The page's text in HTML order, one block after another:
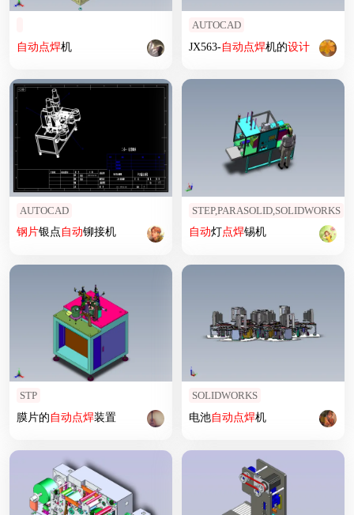
自动点焊机
AUTOCAD
JX563-自动点焊机的设计
AUTOCAD
钢片银点自动铆接机
STEP,PARASOLID,SOLIDWORKS
自动灯点焊锡机
STP
膜片的自动点焊装置
SOLIDWORKS
电池自动点焊机